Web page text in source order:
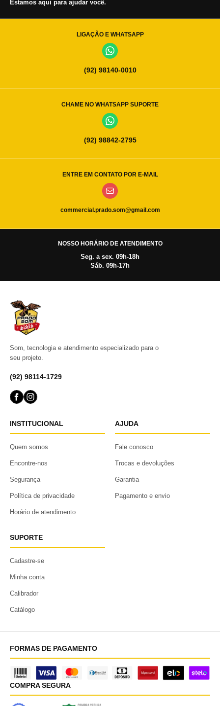
Estamos aqui para ajudar você.
LIGAÇÃO E WHATSAPP
(92) 98140-0010
CHAME NO WHATSAPP SUPORTE
(92) 98842-2795
ENTRE EM CONTATO POR E-MAIL
commercial.prado.som@gmail.com
NOSSO HORÁRIO DE ATENDIMENTO
Seg. a sex. 09h-18h
Sáb. 09h-17h
Som, tecnologia e atendimento especializado para o
seu projeto.
(92) 98114-1729
INSTITUCIONAL
Quem somos
Encontre-nos
Segurança
Política de privacidade
Horário de atendimento
AJUDA
Fale conosco
Trocas e devoluções
Garantia
Pagamento e envio
SUPORTE
Cadastre-se
Minha conta
Calibrador
Catálogo
FORMAS DE PAGAMENTO
COMPRA SEGURA